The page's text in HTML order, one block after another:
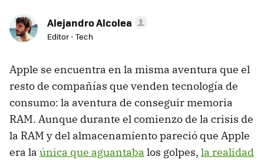
Alejandro Alcolea
Editor - Tech
Apple se encuentra en la misma aventura que el
resto de compañías que venden tecnología de
consumo: la aventura de conseguir memoria
RAM. Aunque durante el comienzo de la crisis de
la RAM y del almacenamiento pareció que Apple
era la única que aguantaba los golpes, la realidad